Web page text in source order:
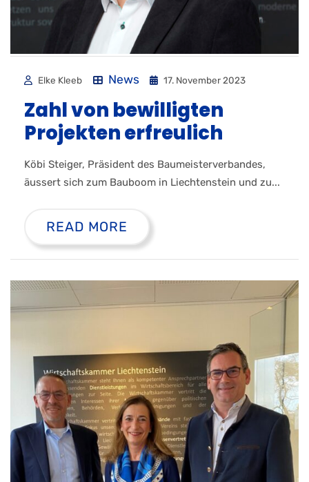
Elke Kleeb News 17. November 2023
Zahl von bewilligten
Projekten erfreulich
Köbi Steiger, Präsident des Baumeisterverbandes,
äussert sich zum Bauboom in Liechtenstein und zu...
READ MORE